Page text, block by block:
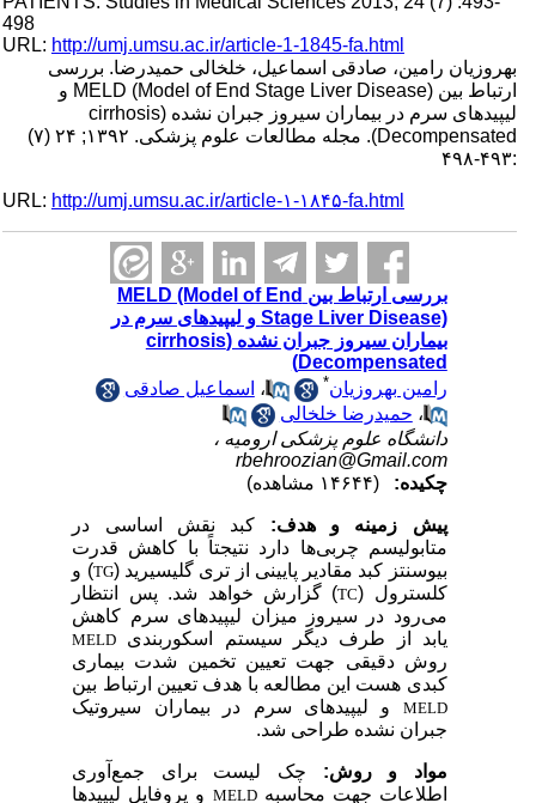
498
URL:http://umj.umsu.ac.ir/article-1-1845-fa.html
بهروزیان رامین، صادقی اسماعیل، خلخالی حمیدرضا. بررسی
ارتباط بین MELD (Model of End Stage Liver Disease) و
لیپیدهای سرم در بیماران سیروز جبران نشده (cirrhosis
Decompensated). مجله مطالعات علوم پزشکی. ۱۳۹۲; ۲۴ (۷)
URL:http://umj.umsu.ac.ir/article-۱-۱۸۴۵-fa.html
بررسی ارتباط بین MELD (Model of End
Stage Liver Disease) و لیپیدهای سرم در
بیماران سیروز جبران نشده (cirrhosis
Decompensated)
رامین بهروزیان
،اسماعیل صادقی
،حمیدرضا خلخالی
دانشگاه علوم پزشکی ارومیه ،
rbehroozian@Gmail.com
چکیده:
پیش زمینه و هدف: کبد ن
قش اساسی در
متابولیسم چربی‌ها دارد نتیجتاً با کاهش قدرت
بیوسنتز کبد مقادیر پایینی از تری گلیسیرید (TG) و
کلسترول (
TC) گزارش خواهد شد. پس انتظار
می‌رود در سیروز میزان لیپیدهای سرم کاهش
یابد از طرف دیگر سیستم اسکوربندیMELD
روش دقیقی جهت تعیین تخمین شدت بیماری
کبدی هست این مطالعه با هدف تعیین ارتباط بین
MELDو لیپیدهای سرم در بیماران سیروتیک
جبران نشده طراحی شد.
مواد و روش:
چک لیست برای جمع‌آوری
اطلاعات جهت محاسبهMELDو پروفایل لیپیدها